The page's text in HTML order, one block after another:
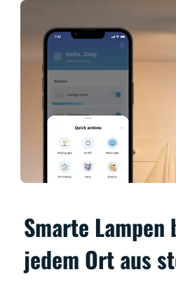
Smarte Lampen
jedem Ort aus